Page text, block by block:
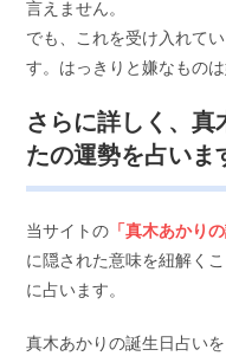
言えません。
でも、これを受け入れて
す。はっきりと嫌なもの
さらに詳しく、
たの運勢を占いま
当サイトの 「真木あかり
に隠された意味を紐解く
に占います。
真木あかりの誕生日占い